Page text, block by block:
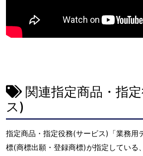
関連指定商品・指
ス)
指定商品・指定役務(サービス)「業務用
標(商標出願・登録商標)が指定している